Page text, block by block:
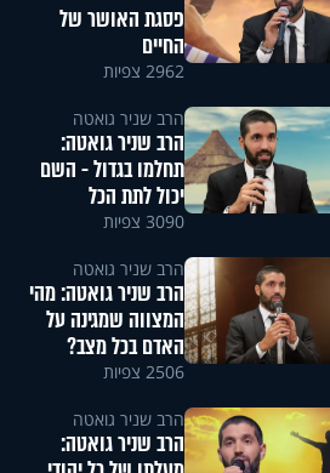
פסגת האושר של
החיים
2962 צפיות
הרב שניר גואטה
הרב שניר גואטה:
תחלמו בגדול - השם
יכול לתת הכל
3090 צפיות
הרב שניר גואטה
הרב שניר גואטה: מהי
המצווה שמגינה על
האדם בכל מצב?
2506 צפיות
הרב שניר גואטה
הרב שניר גואטה: